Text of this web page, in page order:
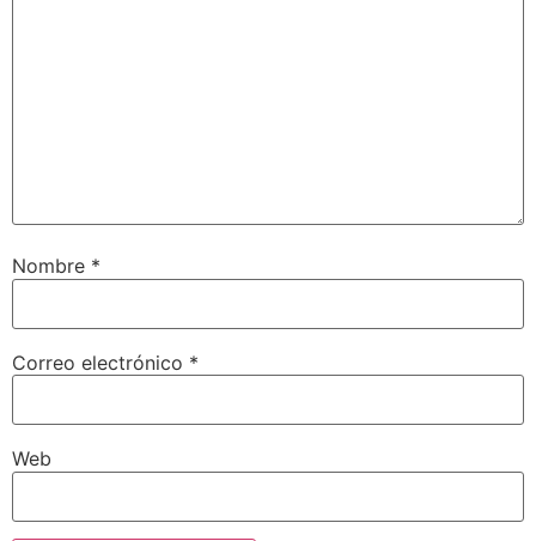
Nombre *
Correo electrónico *
Web